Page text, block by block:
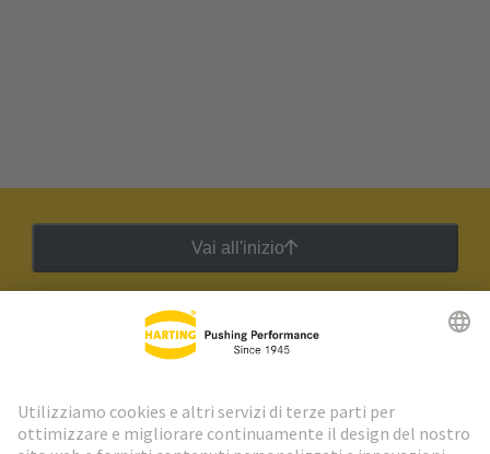
Vai all'inizio
Newsletter HARTING